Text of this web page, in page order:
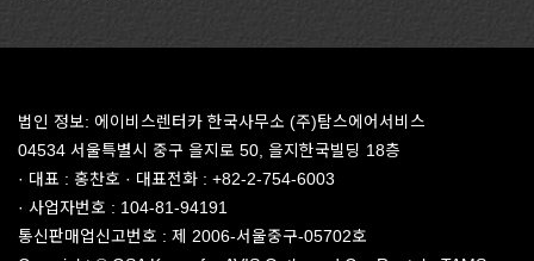
법인 정보: 에이비스렌터카 한국사무소 (주)탐스에어서비스
04534 서울특별시 중구 을지로 50, 을지한국빌딩 18층
· 대표 : 홍찬호 · 대표전화 : +82-2-754-6003
· 사업자번호 : 104-81-94191
통신판매업신고번호 : 제 2006-서울중구-05702호